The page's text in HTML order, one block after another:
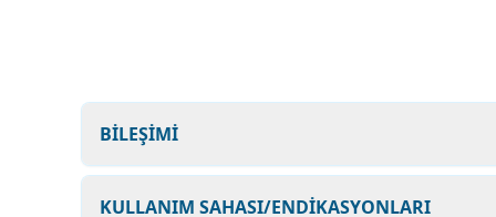
BİLEŞİMİ
KULLANIM SAHASI/ENDİKASYONLARI